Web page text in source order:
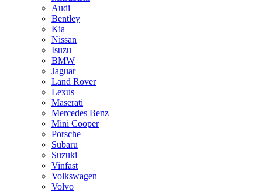
Audi
Bentley
Kia
Nissan
Isuzu
BMW
Jaguar
Land Rover
Lexus
Maserati
Mercedes Benz
Mini Cooper
Porsche
Subaru
Suzuki
Vinfast
Volkswagen
Volvo